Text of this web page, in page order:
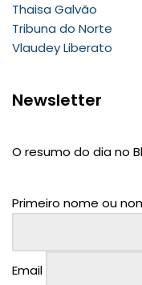
Thaisa Galvão
Tribuna do Norte
Vlaudey Liberato
Newsletter
O resumo do dia no
Primeiro nome ou
Email